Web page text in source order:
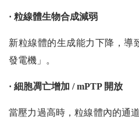
· 粒線體生物合成減弱
新粒線體的生成能力下降，導
發電機」。
· 細胞凋亡增加 / mPTP 開放
當壓力過高時，粒線體內的通